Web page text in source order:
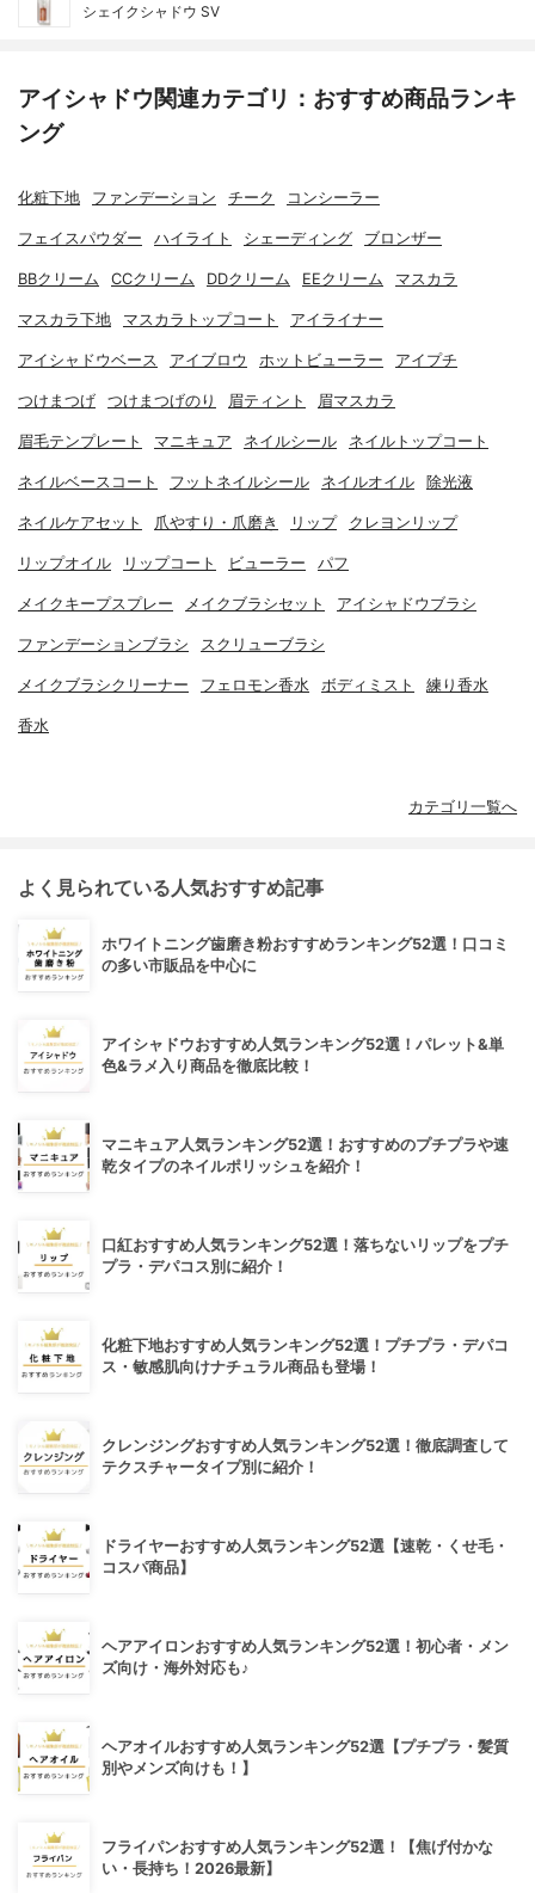
シェイクシャドウ SV
アイシャドウ関連カテゴリ：おすすめ商品ランキ
ング
化粧下地 ファンデーション チーク コンシーラー
フェイスパウダー ハイライト シェーディング ブロンザー
BBクリーム CCクリーム DDクリーム EEクリーム マスカラ
マスカラ下地 マスカラトップコート アイライナー
アイシャドウベース アイブロウ ホットビューラー アイプチ
つけまつげ つけまつげのり 眉ティント 眉マスカラ
眉毛テンプレート マニキュア ネイルシール ネイルトップコート
ネイルベースコート フットネイルシール ネイルオイル 除光液
ネイルケアセット 爪やすり・爪磨き リップ クレヨンリップ
リップオイル リップコート ビューラー パフ
メイクキープスプレー メイクブラシセット アイシャドウブラシ
ファンデーションブラシ スクリューブラシ
メイクブラシクリーナー フェロモン香水 ボディミスト 練り香水
香水
カテゴリ一覧へ
よく見られている人気おすすめ記事
ホワイトニング歯磨き粉おすすめランキング52選！口コミ
の多い市販品を中心に
アイシャドウおすすめ人気ランキング52選！パレット&単
色&ラメ入り商品を徹底比較！
マニキュア人気ランキング52選！おすすめのプチプラや速
乾タイプのネイルポリッシュを紹介！
口紅おすすめ人気ランキング52選！落ちないリップをプチ
プラ・デパコス別に紹介！
化粧下地おすすめ人気ランキング52選！プチプラ・デパコ
ス・敏感肌向けナチュラル商品も登場！
クレンジングおすすめ人気ランキング52選！徹底調査して
テクスチャータイプ別に紹介！
ドライヤーおすすめ人気ランキング52選【速乾・くせ毛・
コスパ商品】
ヘアアイロンおすすめ人気ランキング52選！初心者・メン
ズ向け・海外対応も♪
ヘアオイルおすすめ人気ランキング52選【プチプラ・髪質
別やメンズ向けも！】
フライパンおすすめ人気ランキング52選！【焦げ付かな
い・長持ち！2026最新】